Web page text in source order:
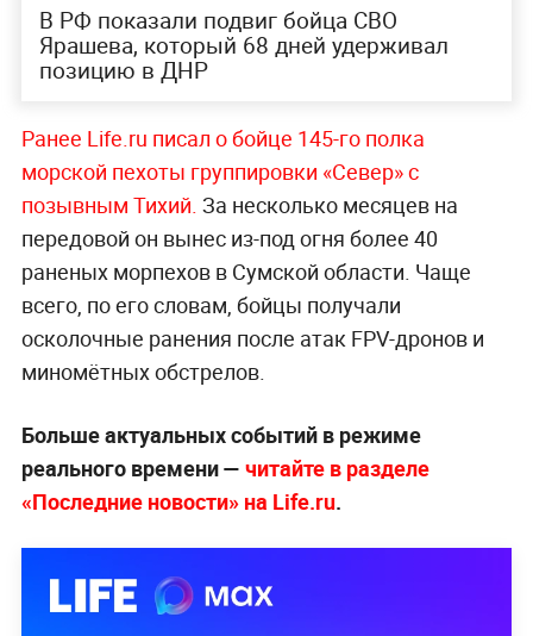
В РФ показали подвиг бойца СВО
Ярашева, который 68 дней удерживал
позицию в ДНР
Ранее Life.ru писал о бойце 145-го полка
морской пехоты группировки «Север» с
позывным Тихий. За несколько месяцев на
передовой он вынес из-под огня более 40
раненых морпехов в Сумской области. Чаще
всего, по его словам, бойцы получали
осколочные ранения после атак FPV-дронов и
миномётных обстрелов.
Больше актуальных событий в режиме
реального времени — читайте в разделе
«Последние новости» на Life.ru.